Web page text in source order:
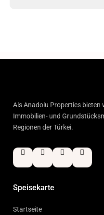
Als Anadolu Properties bieten
Immobilien- und
Regionen der Türkei.
Speisekarte
Startseite